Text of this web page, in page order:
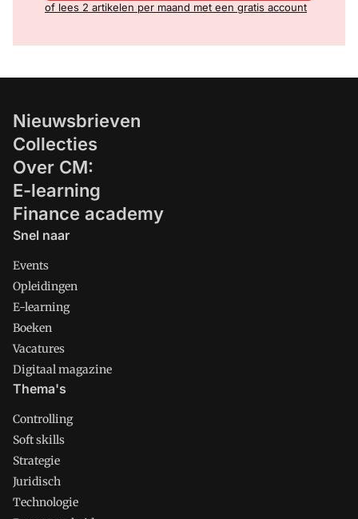
of lees 2 artikelen per maand met een gratis account
Nieuwsbrieven
Collecties
Over CM:
E-learning
Finance academy
Snel naar
Events
Opleidingen
E-learning
Boeken
Vacatures
Digitaal magazine
Thema's
Controlling
Soft skills
Strategie
Juridisch
Technologie